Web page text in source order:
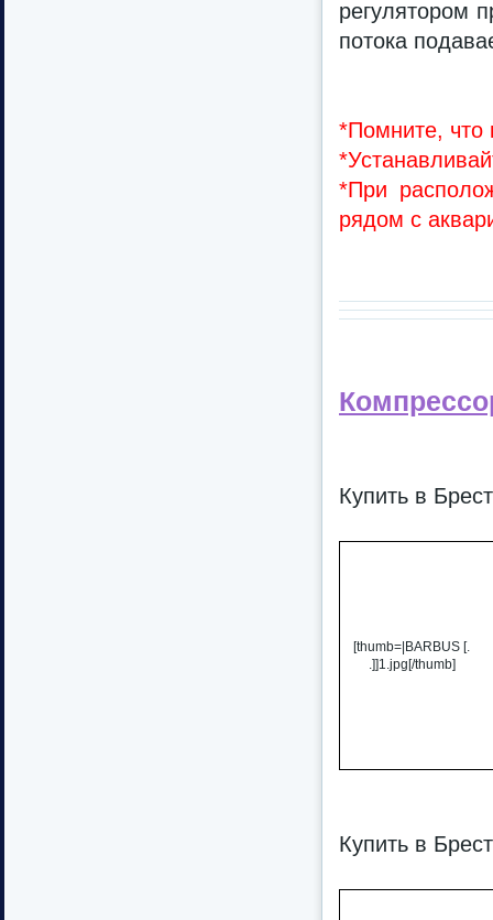
регулятором
потока
*Помните, что
*При
рядом с
Купить в
[thumb=|BARBUS [.
.]]1.jpg[/thumb]
Купить в